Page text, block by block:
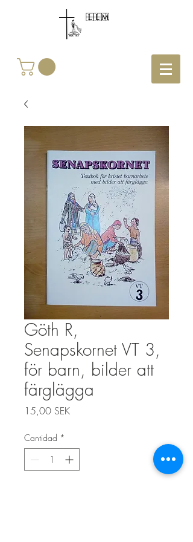
Göth R,
Senapskornet VT 3,
för barn, bilder att
färglägga
15,00 SEKPrecio
Cantidad *